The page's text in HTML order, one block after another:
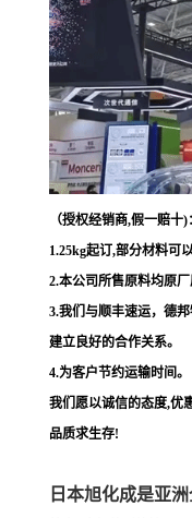
（授权经销商,假一赔
1.25kg起订,部分材料可以
2.本公司所售原料均原厂
3.我们与顺丰速运，德
建立良好的合作关系。
4.为客户节约运输时间。
我们愿以诚信的态度,优
品质求生存!
日本旭化成是亚